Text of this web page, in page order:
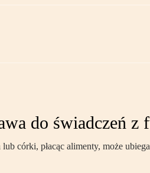
do świadczeń z
córki, płacąc alimenty, może